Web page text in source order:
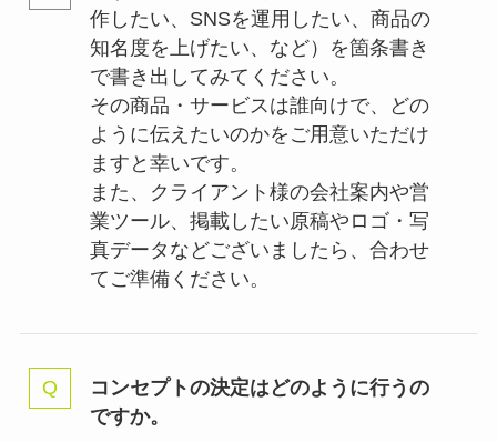
作したい、SNSを運用したい、商品の
知名度を上げたい、など）を箇条書き
で書き出してみてください。
その商品・サービスは誰向けで、どの
ように伝えたいのかをご用意いただけ
ますと幸いです。
また、クライアント様の会社案内や営
業ツール、掲載したい原稿やロゴ・写
真データなどございましたら、合わせ
てご準備ください。
コンセプトの決定はどのように行うの
ですか。